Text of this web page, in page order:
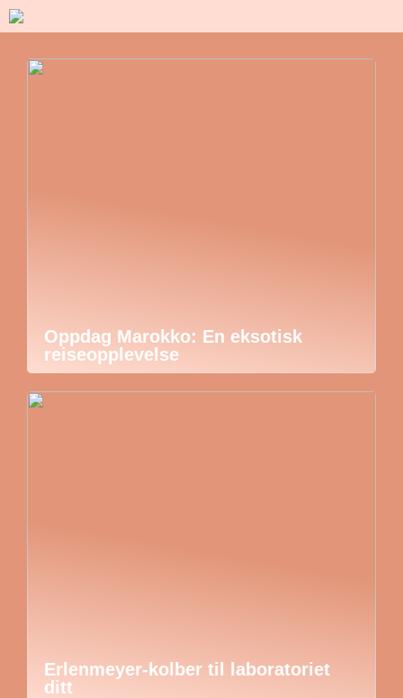
Oppdag Marokko: En eksotisk
reiseopplevelse
Erlenmeyer-kolber til laboratoriet
ditt